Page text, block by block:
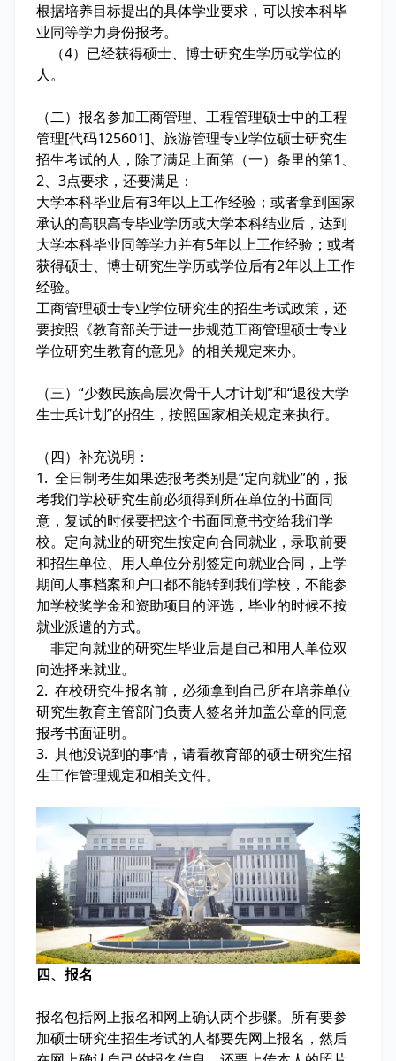
根据培养目标提出的具体学业要求，可以按本科毕
业同等学力身份报考。
（4）已经获得硕士、博士研究生学历或学位的
人。
（二）报名参加工商管理、工程管理硕士中的工程
管理[代码125601]、旅游管理专业学位硕士研究生
招生考试的人，除了满足上面第（一）条里的第1、
2、3点要求，还要满足：
大学本科毕业后有3年以上工作经验；或者拿到国家
承认的高职高专毕业学历或大学本科结业后，达到
大学本科毕业同等学力并有5年以上工作经验；或者
获得硕士、博士研究生学历或学位后有2年以上工作
经验。
工商管理硕士专业学位研究生的招生考试政策，还
要按照《教育部关于进一步规范工商管理硕士专业
学位研究生教育的意见》的相关规定来办。
（三）“少数民族高层次骨干人才计划”和“退役大学
生士兵计划”的招生，按照国家相关规定来执行。
（四）补充说明：
1. 全日制考生如果选报考类别是“定向就业”的，报
考我们学校研究生前必须得到所在单位的书面同
意，复试的时候要把这个书面同意书交给我们学
校。定向就业的研究生按定向合同就业，录取前要
和招生单位、用人单位分别签定向就业合同，上学
期间人事档案和户口都不能转到我们学校，不能参
加学校奖学金和资助项目的评选，毕业的时候不按
就业派遣的方式。
非定向就业的研究生毕业后是自己和用人单位双
向选择来就业。
2. 在校研究生报名前，必须拿到自己所在培养单位
研究生教育主管部门负责人签名并加盖公章的同意
报考书面证明。
3. 其他没说到的事情，请看教育部的硕士研究生招
生工作管理规定和相关文件。
四、报名
报名包括网上报名和网上确认两个步骤。所有要参
加硕士研究生招生考试的人都要先网上报名，然后